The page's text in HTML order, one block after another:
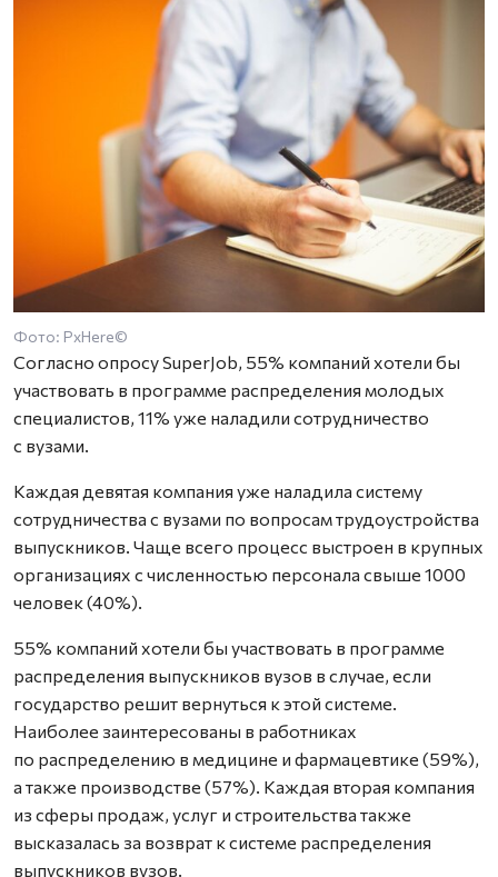
Фото: PxHere©
Согласно опросу SuperJob, 55% компаний хотели бы
участвовать в программе распределения молодых
специалистов, 11% уже наладили сотрудничество
с вузами.
Каждая девятая компания уже наладила систему
сотрудничества с вузами по вопросам трудоустройства
выпускников. Чаще всего процесс выстроен в крупных
организациях с численностью персонала свыше 1000
человек (40%).
55% компаний хотели бы участвовать в программе
распределения выпускников вузов в случае, если
государство решит вернуться к этой системе.
Наиболее заинтересованы в работниках
по распределению в медицине и фармацевтике (59%),
а также производстве (57%). Каждая вторая компания
из сферы продаж, услуг и строительства также
высказалась за возврат к системе распределения
выпускников вузов.